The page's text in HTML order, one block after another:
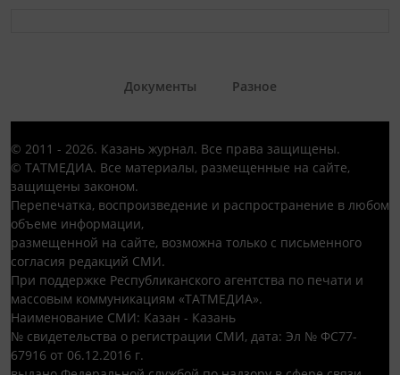
Документы Разное
© 2011 - 2026. Казань журнал. Все права защищены.
© ТАТМЕДИА. Все материалы, размещенные на сайте,
защищены законом.
Перепечатка, воспроизведение и распространение в любом
объеме информации,
размещенной на сайте, возможна только с письменного
согласия редакций СМИ.
При поддержке Республиканского агентства по печати и
массовым коммуникациям «ТАТМЕДИА».
Наименование СМИ: Казан - Казань
№ свидетельства о регистрации СМИ, дата: Эл № ФС77-
67916 от 06.12.2016 г.